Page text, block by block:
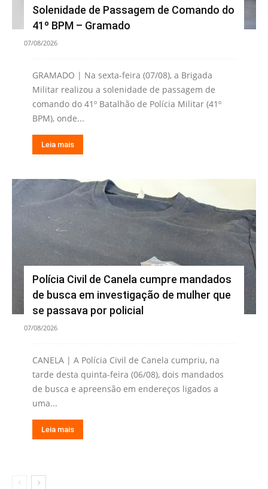
Solenidade de Passagem de Comando do
41º BPM – Gramado
07/08/2026
GRAMADO | Na sexta-feira (07/08), a Brigada
Militar realizou a solenidade de passagem de
comando do 41º Batalhão de Polícia Militar (41º
BPM), onde...
Leia mais
Polícia Civil de Canela cumpre mandados
de busca em investigação de mulher que
se passava por policial
07/08/2026
CANELA | A Polícia Civil de Canela cumpriu, na
tarde desta quinta-feira (06/08), dois mandados
de busca e apreensão em endereços ligados a
uma...
Leia mais